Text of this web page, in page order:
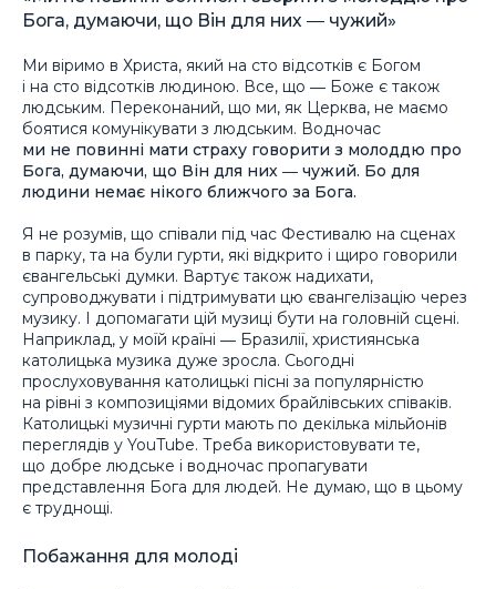
Бога, думаючи, що Він для них ― чужий»
Ми віримо в Христа, який на сто відсотків є Богом
і на сто відсотків людиною. Все, що ― Боже є також
людським. Переконаний, що ми, як Церква, не маємо
боятися комунікувати з людським. Водночас
ми не повинні мати страху говорити з молоддю про
Бога, думаючи, що Він для них ― чужий. Бо для
людини немає нікого ближчого за Бога.
Я не розумів, що співали під час Фестивалю на сценах
в парку, та на були гурти, які відкрито і щиро говорили
євангельські думки. Вартує також надихати,
супроводжувати і підтримувати цю євангелізацію через
музику. І допомагати цій музиці бути на головній сцені.
Наприклад, у моїй країні ― Бразилії, християнська
католицька музика дуже зросла. Сьогодні
прослуховування католицькі пісні за популярністю
на рівні з композиціями відомих брайлівських співаків.
Католицькі музичні гурти мають по декілька мільйонів
переглядів у YouTube. Треба використовувати те,
що добре людське і водночас пропагувати
представлення Бога для людей. Не думаю, що в цьому
є труднощі.
Побажання для молоді